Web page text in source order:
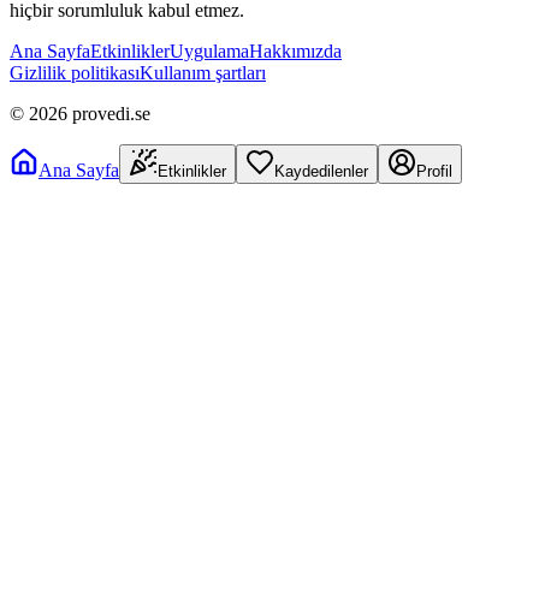
hiçbir sorumluluk kabul etmez.
Ana SayfaEtkinliklerUygulamaHakkımızda
Gizlilik politikasıKullanım şartları
© 2026 provedi.se
Ana Sayfa Etkinlikler Kaydedilenler Profil